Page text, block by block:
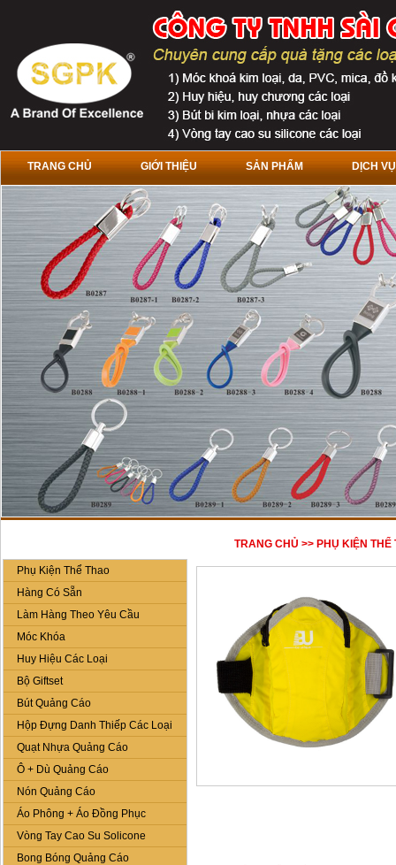
TRANG CHỦ GIỚI THIỆU SẢN PHẨM DỊCH VỤ
Phụ Kiện Thể Thao
Hàng Có Sẵn
Làm Hàng Theo Yêu Cầu
Móc Khóa
Huy Hiệu Các Loại
Bộ Giftset
Bút Quảng Cáo
Hộp Đựng Danh Thiếp Các Loại
Quạt Nhựa Quảng Cáo
Ô + Dù Quảng Cáo
Nón Quảng Cáo
Áo Phông + Áo Đồng Phục
Vòng Tay Cao Su Solicone
Bong Bóng Quảng Cáo
TRANG CHỦ >> PHỤ KIỆN THỂ